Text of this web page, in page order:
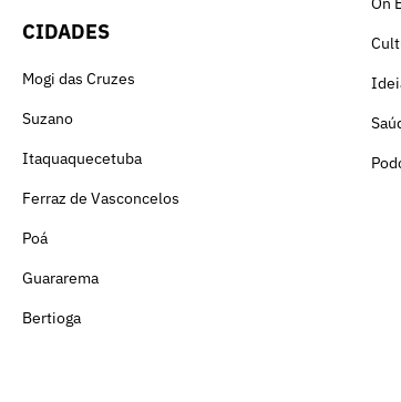
CIDADES
Mogi das Cruzes
Suzano
Itaquaquecetuba
Ferraz de Vasconcelos
Poá
Guararema
Bertioga